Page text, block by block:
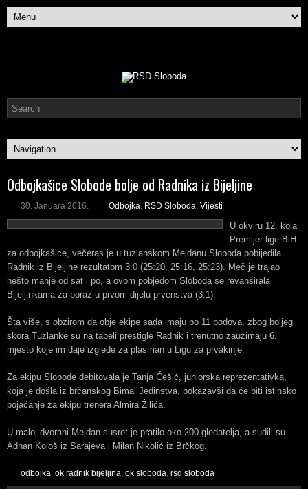
Odbojkašice Slobode bolje od Radnika iz Bijeljine
30. Januara 2016. Odbojka, RSD Sloboda, Vijesti
U okviru 12. kola
Premijer lige BiH
za odbojkašice, večeras je u tuzlanskom Mejdanu Sloboda pobijedila
Radnik iz Bijeljine rezultatom 3:0 (25:20, 25:16, 25:23). Meč je trajao
nešto manje od sat i po, a ovom pobjedom Sloboda se revanširala
Bijeljinkama za poraz u prvom dijelu prvenstva (3:1).
Šta više, s obzirom da obje ekipe sada imaju po 11 bodova, zbog boljeg
skora Tuzlanke su na tabeli prestigle Radnik i trenutno zauzimaju 6.
mjesto koje im daje izglede za plasman u Ligu za prvakinje.
Za ekipu Slobode debitovala je Tanja Ćešić, juniorska reprezentativka,
koja je došla iz brčanskog Bimal Jedinstva, pokazavši da će biti istinsko
pojačanje za ekipu trenera Almira Žilića.
U maloj dvorani Mejdan susret je pratilo oko 200 gledatelja, a sudili su
Adnan Kološ iz Sarajeva i Milan Nikolić iz Brčkog.
odbojka, ok radnik bijeljina, ok sloboda, rsd sloboda